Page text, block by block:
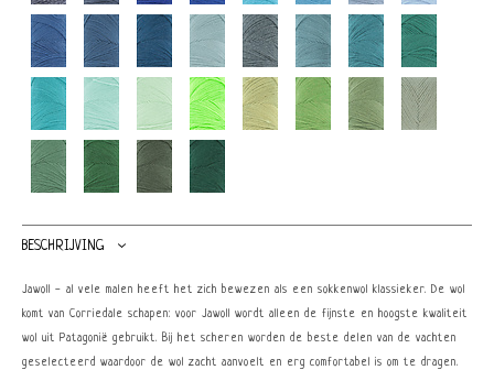
BESCHRIJVING
Jawoll - al vele malen heeft het zich bewezen als een sokkenwol klassieker. De wol
komt van Corriedale schapen: voor Jawoll wordt alleen de fijnste en hoogste kwaliteit
wol uit Patagonië gebruikt. Bij het scheren worden de beste delen van de vachten
geselecteerd waardoor de wol zacht aanvoelt en erg comfortabel is om te dragen.